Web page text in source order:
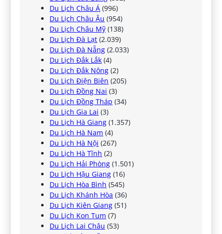
Du Lịch Châu Á (996)
Du Lịch Châu Âu (954)
Du Lịch Châu Mỹ (138)
Du Lịch Đà Lạt (2.039)
Du Lịch Đà Nẵng (2.033)
Du Lịch Đắk Lắk (4)
Du Lịch Đắk Nông (2)
Du Lịch Điện Biên (205)
Du Lịch Đồng Nai (3)
Du Lịch Đồng Tháp (34)
Du Lịch Gia Lai (3)
Du Lịch Hà Giang (1.357)
Du Lịch Hà Nam (4)
Du Lịch Hà Nội (267)
Du Lịch Hà Tĩnh (2)
Du Lịch Hải Phòng (1.501)
Du Lịch Hậu Giang (16)
Du Lịch Hòa Bình (545)
Du Lịch Khánh Hòa (36)
Du Lịch Kiên Giang (51)
Du Lịch Kon Tum (7)
Du Lịch Lai Châu (53)